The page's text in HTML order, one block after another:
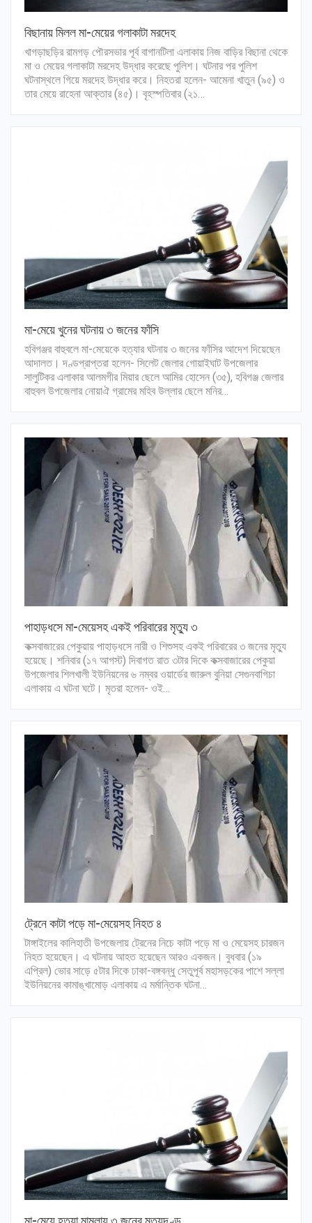
বিছানায় মিলল মা-মেয়ের গলাকাটা মরদেহ
খাগড়াছড়ির রামগড় পৌরসভার পূর্ব বাগানটিলা এলাকায় নিজ বাড়ির বিছানা থেকে
মা ও মেয়ের গলাকাটা মরদেহ উদ্ধার করেছে পুলিশ। ঘটনার পর পুলিশ
ঘটনাস্থলে গিয়ে মরদেহ উদ্ধার করে। নিহতরা হলেন- আমেনা খাতুন (৯৫) ও
তার মেয়ে রাহেনা আক্তার (৪৫)। বৃহস্পতিবার (২১…
মা-মেয়ে খুনের ঘটনায় ৩ জনের ফাঁসি
হবিগঞ্জর বাহুবলে মা-মেয়েকে হত্যার ঘটনায় ৩ জনের ফাঁসির আদেশ দিয়েছেন
আদালত। দণ্ডপ্রাপ্তরা হলেন- সিলেট জেলার গোয়াইঘাট উপজেলার
সালুটিকর এলাকার আলমগীর মিয়ার ছেলে আমির হোসেন (৩৫), হবিগঞ্জ জেলার
বাহুবল উপজেলার নোয়াঐ গ্রামের মহিব উল্লার ছেলে মনির…
পাহাড়ধসে মা-মেয়েসহ একই পরিবারের মৃত্যু ৩
কক্সবাজারের পেকুয়ায় পাহাড়ধসে নারী ও শিশুসহ একই পরিবারের ৩ জনের মৃত্যু
হয়েছে। শনিবার (১৭ আগস্ট) দিবাগত রাত ৩টার দিকে কক্সবাজারের পেকুয়া
উপজেলার শিলখালী ইউনিয়নের ৬ নম্বর ওয়ার্ডের জারুল বুনিয়া সেগুনবাগিচা
এলাকায় এ ঘটনা ঘটে। মৃতরা হলেন- ওই…
ট্রেনে কাটা পড়ে মা-মেয়েসহ নিহত ৪
টাঙ্গাইলের কালিহাতী উপজেলায় ট্রেনের নিচে কাটা পড়ে মা ও মেয়েসহ চারজন
নিহত হয়েছেন। এ ঘটনায় আহত হয়েছেন আরও একজন। বুধবার (১৯
এপ্রিল) ভোর সাড়ে ৫টার দিকে ঢাকা-বঙ্গবন্ধু সেতুপূর্ব মহাসড়কের পাশে সল্লা
ইউনিয়নের কামাঙ্খামোড় এলাকায় এ মর্মান্তিক ঘটনা…